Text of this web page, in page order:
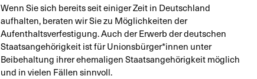
Wenn Sie sich bereits seit einiger Zeit in Deutschland
aufhalten, beraten wir Sie zu Möglichkeiten der
Aufenthaltsverfestigung. Auch der Erwerb der deutschen
Staatsangehörigkeit ist für Unionsbürger*innen unter
Beibehaltung ihrer ehemaligen Staatsangehörigkeit möglich
und in vielen Fällen sinnvoll.